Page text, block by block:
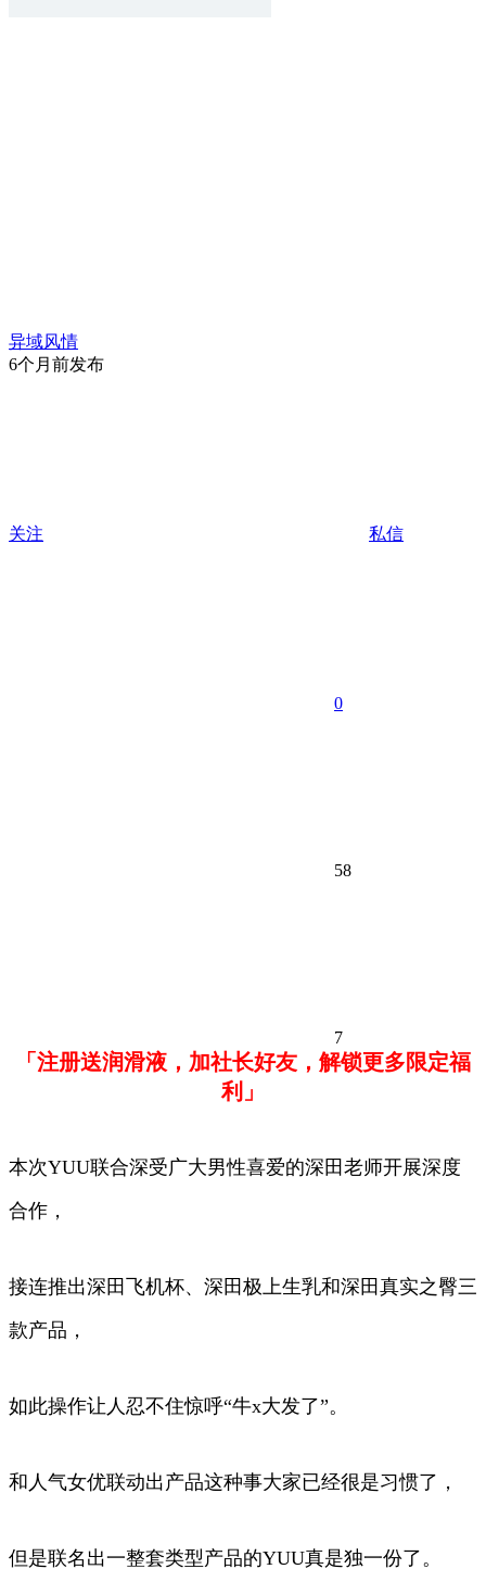
异域风情
6个月前发布
关注 私信
0
58
7
「注册送润滑液，加社长好友，解锁更多限定福
利」
本次YUU联合深受广大男性喜爱的深田老师开展深度
合作，
接连推出深田飞机杯、深田极上生乳和深田真实之臀三
款产品，
如此操作让人忍不住惊呼“牛x大发了”。
和人气女优联动出产品这种事大家已经很是习惯了，
但是联名出一整套类型产品的YUU真是独一份了。